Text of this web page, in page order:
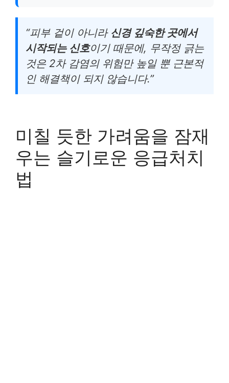
“피부 겉이 아니라 신경 깊숙한 곳에서
시작되는 신호이기 때문에, 무작정 긁는
것은 2차 감염의 위험만 높일 뿐 근본적
인 해결책이 되지 않습니다.”
미칠 듯한 가려움을 잠재
우는 슬기로운 응급처치
법